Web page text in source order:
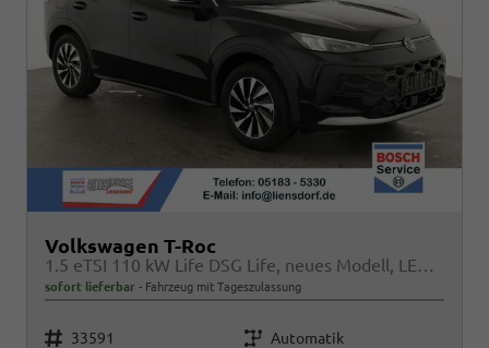
Volkswagen T-Roc
1.5 eTSI 110 kW Life DSG Life, neues Modell, LED, Kamera, Side, Winter, 17-Zoll
sofort lieferbar Fahrzeug mit Tageszulassung
Fahrzeugnr. 33591 Getriebe Automatik